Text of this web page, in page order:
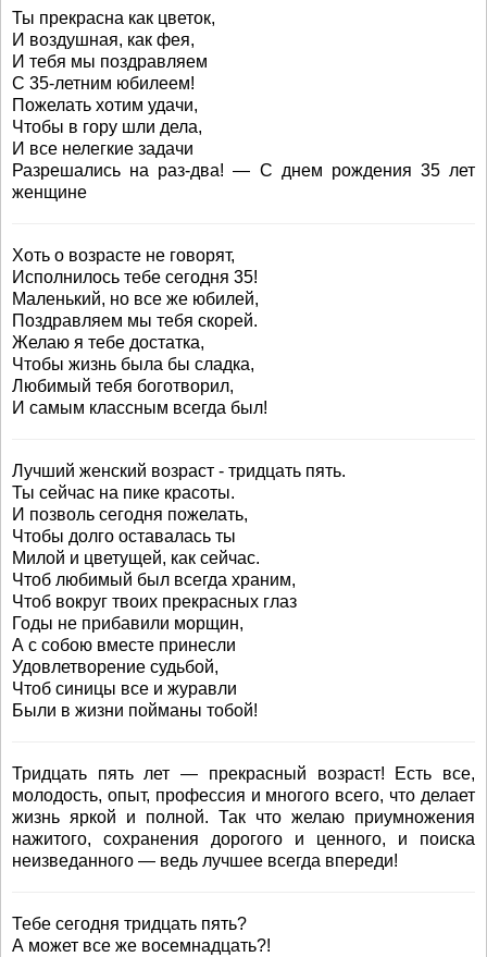
Ты прекрасна как цветок,
И воздушная, как фея,
И тебя мы поздравляем
С 35-летним юбилеем!
Пожелать хотим удачи,
Чтобы в гору шли дела,
И все нелегкие задачи
Разрешались на раз-два! — С днем рождения 35 лет
женщине
Хоть о возрасте не говорят,
Исполнилось тебе сегодня 35!
Маленький, но все же юбилей,
Поздравляем мы тебя скорей.
Желаю я тебе достатка,
Чтобы жизнь была бы сладка,
Любимый тебя боготворил,
И самым классным всегда был!
Лучший женский возраст - тридцать пять.
Ты сейчас на пике красоты.
И позволь сегодня пожелать,
Чтобы долго оставалась ты
Милой и цветущей, как сейчас.
Чтоб любимый был всегда храним,
Чтоб вокруг твоих прекрасных глаз
Годы не прибавили морщин,
А с собою вместе принесли
Удовлетворение судьбой,
Чтоб синицы все и журавли
Были в жизни пойманы тобой!
Тридцать пять лет — прекрасный возраст! Есть все,
молодость, опыт, профессия и многого всего, что делает
жизнь яркой и полной. Так что желаю приумножения
нажитого, сохранения дорогого и ценного, и поиска
неизведанного — ведь лучшее всегда впереди!
Тебе сегодня тридцать пять?
А может все же восемнадцать?!